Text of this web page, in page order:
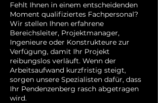
Fehlt Ihnen in einem entscheidenden
Moment qualifiziertes Fachpersonal?
Wir stellen Ihnen erfahrene
Bereichsleiter, Projektmanager,
Ingenieure oder Konstrukteure zur
Verfügung, damit Ihr Projekt
reibungslos verläuft. Wenn der
Arbeitsaufwand kurzfristig steigt,
sorgen unsere Spezialisten dafür, dass
Ihr Pendenzenberg rasch abgetragen
wird.